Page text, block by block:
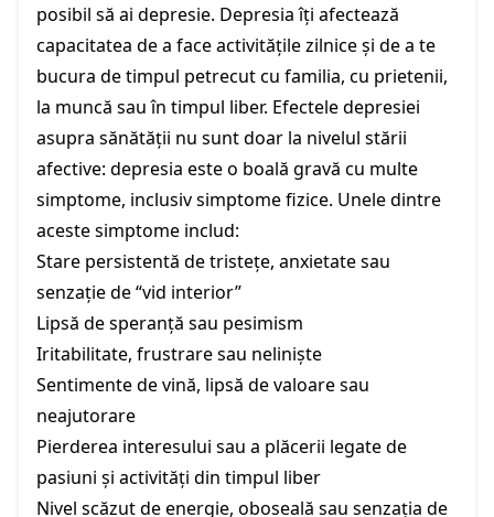
posibil să ai depresie. Depresia îți afectează
capacitatea de a face activitățile zilnice și de a te
bucura de timpul petrecut cu familia, cu prietenii,
la muncă sau în timpul liber. Efectele depresiei
asupra sănătății nu sunt doar la nivelul stării
afective: depresia este o boală gravă cu multe
simptome, inclusiv simptome fizice. Unele dintre
aceste simptome includ:
Stare persistentă de tristețe, anxietate sau
senzație de “vid interior”
Lipsă de speranță sau pesimism
Iritabilitate, frustrare sau neliniște
Sentimente de vină, lipsă de valoare sau
neajutorare
Pierderea interesului sau a plăcerii legate de
pasiuni și activități din timpul liber
Nivel scăzut de energie, oboseală sau senzația de